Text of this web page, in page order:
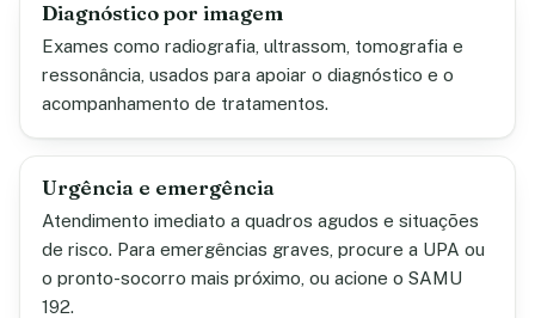
Diagnóstico por imagem
Exames como radiografia, ultrassom, tomografia e
ressonância, usados para apoiar o diagnóstico e o
acompanhamento de tratamentos.
Urgência e emergência
Atendimento imediato a quadros agudos e situações
de risco. Para emergências graves, procure a UPA ou
o pronto-socorro mais próximo, ou acione o SAMU
192.